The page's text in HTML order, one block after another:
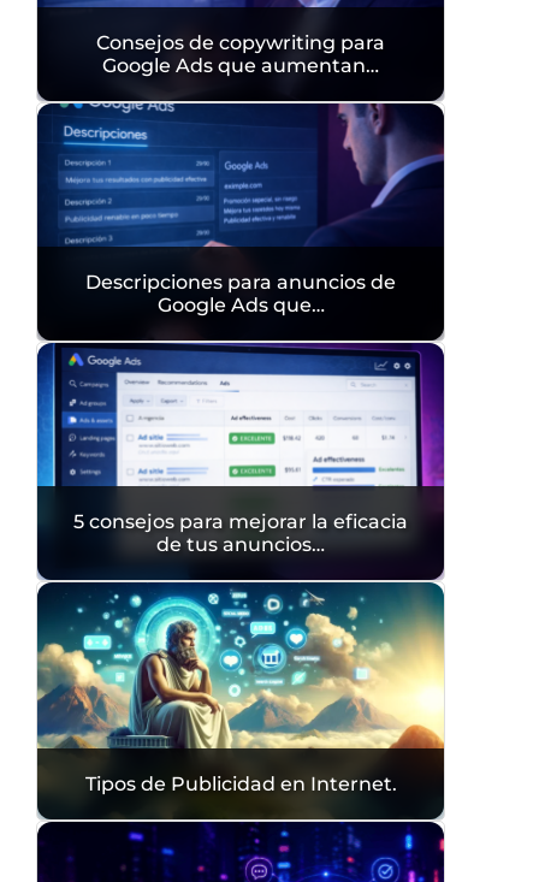
Consejos de copywriting para
Google Ads que aumentan…
Descripciones para anuncios de
Google Ads que…
5 consejos para mejorar la eficacia
de tus anuncios…
Tipos de Publicidad en Internet.